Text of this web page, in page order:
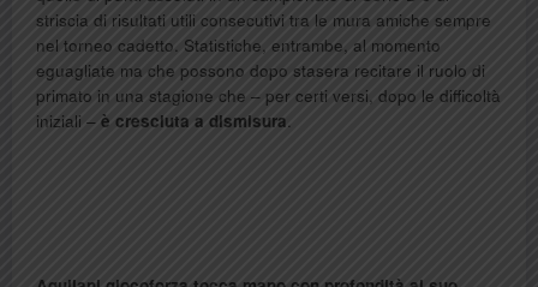
striscia di risultati utili consecutivi tra le mura amiche sempre
nel torneo cadetto. Statistiche, entrambe, al momento
eguagliate ma che possono dopo stasera recitare il ruolo di
primato in una stagione che – per certi versi, dopo le difficoltà
iniziali – è cresciuta a dismisura